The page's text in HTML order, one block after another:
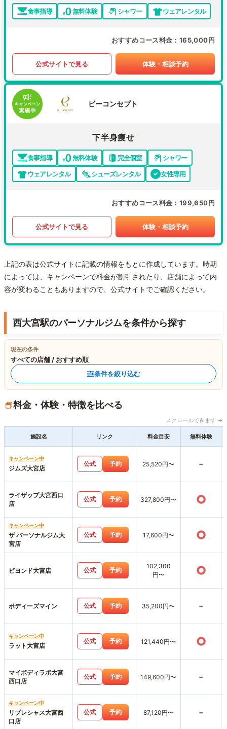
食事指導 無料体験 シャワー ウェアレンタル
おすすめコース料金 165,000円
公式サイトで見る 体験・相談予約
ビーコンセプト
下半身痩せ
食事指導 無料体験 完全個室
シャワー
ウェアレンタル
シューズレンタル 女性専用
おすすめコース料金 199,650円
公式サイトで見る 体験・相談予約
上記の表は公式サイトに記載の情報をもとに作成しています。時期
によっては、キャンペーンで料金が割引されたり、店舗によって内
容が変わることもありますので、公式サイトでご確認ください。
西大宮駅のパーソナルジムを条件から探す
現在の条件
すべての店舗 / おすすめ順
条件を絞り込む
料金・体験・特徴を比べる
スクロールできます →
施設名 リンク 料金目安 無料体験
キャンペーン中
ジムズ大宮店
公式 予約 25,520円〜 -
ライザップ大宮西口
店
公式 予約 327,800円〜 ○
キャンペーン中
ザ パーソナルジム大
宮店
公式 予約 17,600円〜 ○
ビヨンド大宮店 公式 予約
102,300
円〜
○
ボディーズマイン 公式 予約 35,200円〜 -
キャンペーン中
ラット大宮店
公式 予約 121,440円〜 ○
マイボディラボ大宮
西口店
公式 予約 149,600円〜 -
キャンペーン中
リプレシャス大宮西
口店
公式 予約 87,120円〜 -